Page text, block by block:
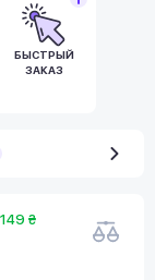
БЫСТРЫЙ
ЗАКАЗ
149 ₴